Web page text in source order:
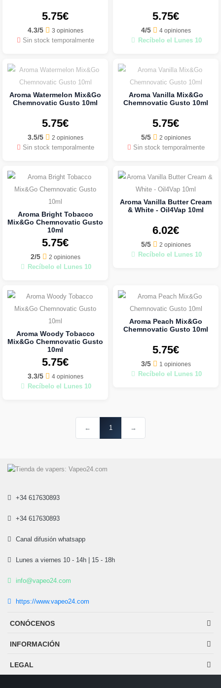
5.75€
4.3/5 3 opiniones
Sin stock temporalmente
5.75€
4/5 4 opiniones
Recíbelo el Lunes 10
Aroma Watermelon Mix&Go
Chemnovatic Gusto 10ml
5.75€
3.5/5 2 opiniones
Sin stock temporalmente
Aroma Vanilla Mix&Go
Chemnovatic Gusto 10ml
5.75€
5/5 2 opiniones
Sin stock temporalmente
Aroma Bright Tobacco
Mix&Go Chemnovatic Gusto
10ml
5.75€
2/5 2 opiniones
Recíbelo el Lunes 10
Aroma Vanilla Butter Cream
& White - Oil4Vap 10ml
6.02€
5/5 2 opiniones
Recíbelo el Lunes 10
Aroma Woody Tobacco
Mix&Go Chemnovatic Gusto
10ml
5.75€
3.3/5 4 opiniones
Recíbelo el Lunes 10
Aroma Peach Mix&Go
Chemnovatic Gusto 10ml
5.75€
3/5 1 opiniones
Recíbelo el Lunes 10
← 1 →
+34 617630893
+34 617630893
Canal difusión whatsapp
Lunes a viernes 10 - 14h | 15 - 18h
info@vapeo24.com
https://www.vapeo24.com
CONÓCENOS
INFORMACIÓN
LEGAL